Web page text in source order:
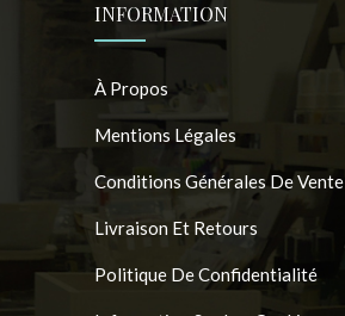
INFORMATION
À Propos
Mentions Légales
Conditions Générales De Vente
Livraison Et Retours
Politique De Confidentialité